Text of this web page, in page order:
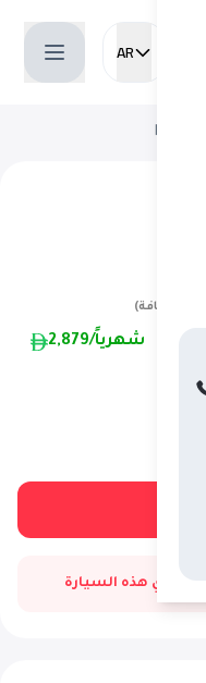
AR
Current language:
BMW
المضافة)
2,879 /شهرياً
اشتري هذه السيارة